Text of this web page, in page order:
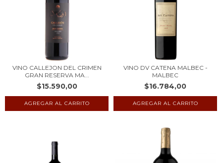
VINO CALLEJON DEL CRIMEN
GRAN RESERVA MA...
$15.590,00
VINO DV CATENA MALBEC -
MALBEC
$16.784,00